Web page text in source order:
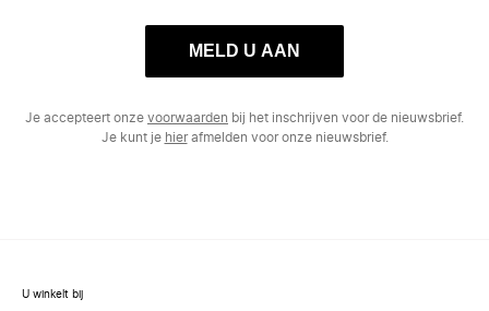
MELD U AAN
Je accepteert onze voorwaarden bij het inschrijven voor de nieuwsbrief.
Je kunt je hierafmelden voor onze nieuwsbrief.
U winkelt bij